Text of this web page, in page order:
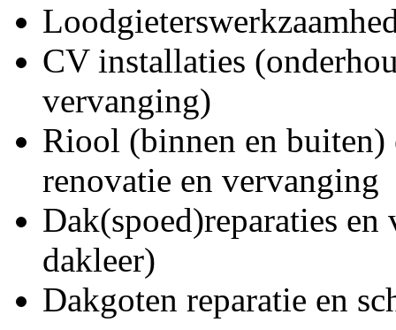
CV installaties
vervanging)
Riool (binnen en buiten)
renovatie en vervanging
Dak(spoed)reparaties
dakleer)
Dakgoten reparatie en